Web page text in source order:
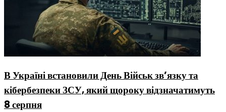
В Україні встановили День Військ зв’язку та
кібербезпеки ЗСУ, який щороку відзначатимуть
8 серпня